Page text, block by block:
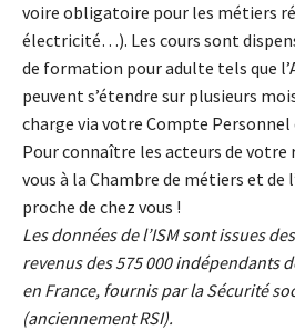
voire obligatoire pour les métiers
électricité…). Les cours sont
de formation pour adulte tels que
peuvent s’étendre sur plusieurs
charge via votre Compte Personnel
Pour connaître les acteurs de votre
vous à la Chambre de métiers et de
proche de chez vous !
Les données de l’ISM sont issues
revenus des 575 000 indépendants
en France, fournis par la Sécurité
(anciennement RSI).